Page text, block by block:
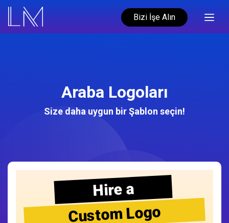
Bizi İşe Alın
Araba Logoları
Size daha uygun bir Şablon seçin!
Hire a
Custom Logo